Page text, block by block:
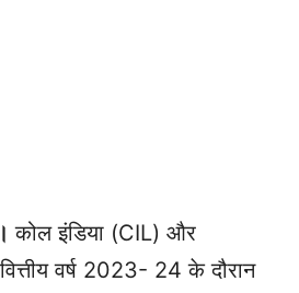
कोल इंडिया (CIL) और
वर्ष 2023- 24 के दौरान